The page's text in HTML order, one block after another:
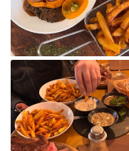

Agrandir la photo